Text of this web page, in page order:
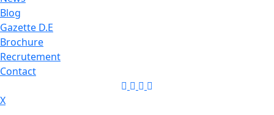
Blog
Gazette D.E
Brochure
Recrutement
Contact
X